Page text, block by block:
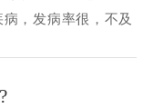
，发病率很，不及